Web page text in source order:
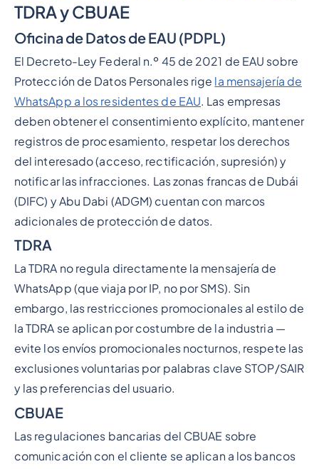
TDRA y CBUAE
Oficina de Datos de EAU (PDPL)
El Decreto-Ley Federal n.º 45 de 2021 de EAU sobre
Protección de Datos Personales rige la mensajería de
WhatsApp a los residentes de EAU. Las empresas
deben obtener el consentimiento explícito, mantener
registros de procesamiento, respetar los derechos
del interesado (acceso, rectificación, supresión) y
notificar las infracciones. Las zonas francas de Dubái
(DIFC) y Abu Dabi (ADGM) cuentan con marcos
adicionales de protección de datos.
TDRA
La TDRA no regula directamente la mensajería de
WhatsApp (que viaja por IP, no por SMS). Sin
embargo, las restricciones promocionales al estilo de
la TDRA se aplican por costumbre de la industria —
evite los envíos promocionales nocturnos, respete las
exclusiones voluntarias por palabras clave STOP/SAIR
y las preferencias del usuario.
CBUAE
Las regulaciones bancarias del CBUAE sobre
comunicación con el cliente se aplican a los bancos